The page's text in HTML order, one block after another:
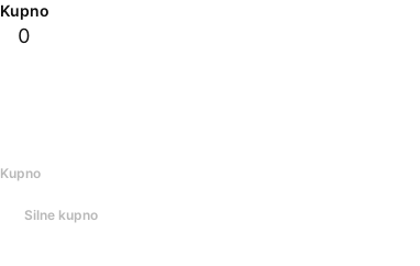
Kupno
0
Kupno
Silne kupno